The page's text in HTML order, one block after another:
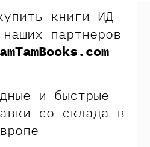
книги ИД
партнеров
и быстрые
со склада в